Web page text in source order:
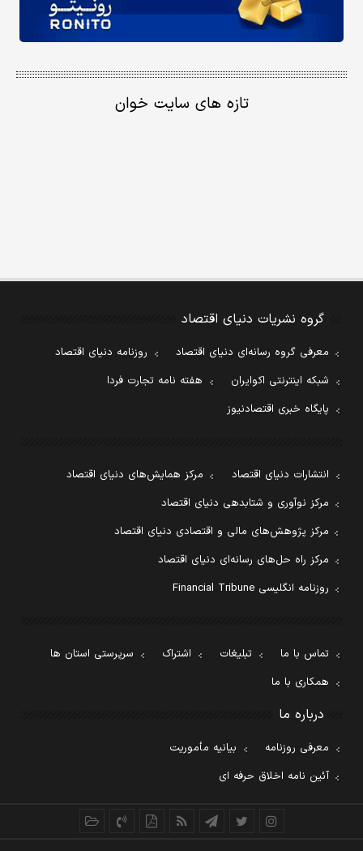
تازه های سایت خوان
گروه نشریات دنیای اقتصاد
معرفی گروه رسانه‌ای دنیای اقتصاد
روزنامه دنیای اقتصاد
شبکه اینترنتی اکوایران
هفته نامه تجارت فردا
پایگاه خبری اقتصادنیوز
انتشارات دنیای اقتصاد
مرکز همایش‌های دنیای اقتصاد
مرکز نوآوری و شتابدهی دنیای اقتصاد
مرکز پژوهش‌های مالی و اقتصادی دنیای اقتصاد
مرکز راه حل‌های رسانه‌ای دنیای اقتصاد
روزنامه انگلیسی Financial Tribune
تماس با ما تبلیغات اشتراک
سرپرستی استان ها
همکاری با ما
درباره ما
معرفی روزنامه
بیانیه مأموریت
آئین نامه اخلاق حرفه ای